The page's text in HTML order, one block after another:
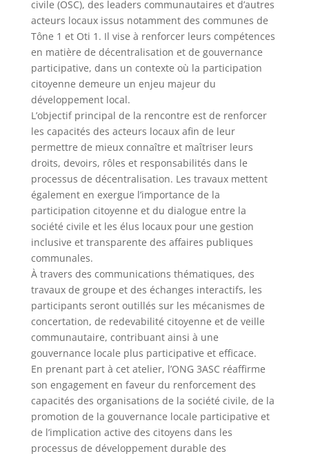
civile (OSC), des leaders communautaires et d’autres
acteurs locaux issus notamment des communes de
Tône 1 et Oti 1. Il vise à renforcer leurs compétences
en matière de décentralisation et de gouvernance
participative, dans un contexte où la participation
citoyenne demeure un enjeu majeur du
développement local.
L’objectif principal de la rencontre est de renforcer
les capacités des acteurs locaux afin de leur
permettre de mieux connaître et maîtriser leurs
droits, devoirs, rôles et responsabilités dans le
processus de décentralisation. Les travaux mettent
également en exergue l’importance de la
participation citoyenne et du dialogue entre la
société civile et les élus locaux pour une gestion
inclusive et transparente des affaires publiques
communales.
À travers des communications thématiques, des
travaux de groupe et des échanges interactifs, les
participants seront outillés sur les mécanismes de
concertation, de redevabilité citoyenne et de veille
communautaire, contribuant ainsi à une
gouvernance locale plus participative et efficace.
En prenant part à cet atelier, l’ONG 3ASC réaffirme
son engagement en faveur du renforcement des
capacités des organisations de la société civile, de la
promotion de la gouvernance locale participative et
de l’implication active des citoyens dans les
processus de développement durable des